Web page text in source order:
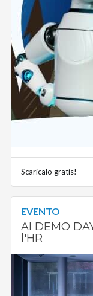
Scaricalo gratis!
EVENTO
AI DEMO
l'HR